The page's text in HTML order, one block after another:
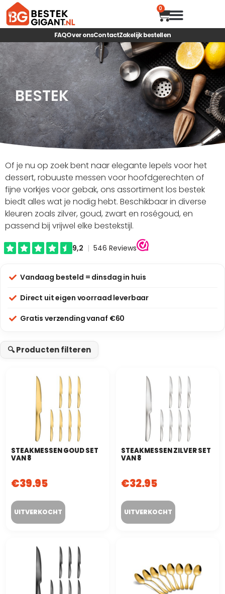
0
FAQOver onsContactZakelijk bestellen
BESTEK
Of je nu op zoek bent naar elegante lepels voor het
dessert, robuuste messen voor hoofdgerechten of
fijne vorkjes voor gebak, ons assortiment los bestek
biedt alles wat je nodig hebt. Beschikbaar in diverse
kleuren zoals zilver, goud, zwart en roségoud, en
passend bij vrijwel elke bestekstijl.
Vandaag besteld = dinsdag in huis
Direct uit eigen voorraad leverbaar
Gratis verzending vanaf €60
🔍 Producten filteren
STEAKMESSEN GOUD SET
VAN 8
€39.95
STEAKMESSEN ZILVER SET
VAN 8
€32.95